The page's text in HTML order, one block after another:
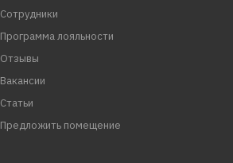
Сотрудники
Программа лояльности
Отзывы
Вакансии
Статьи
Предложить помещение